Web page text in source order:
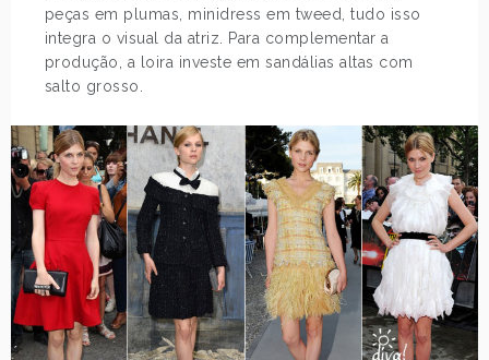
peças em plumas, minidress em tweed, tudo isso
integra o visual da atriz. Para complementar a
produção, a loira investe em sandálias altas com
salto grosso.